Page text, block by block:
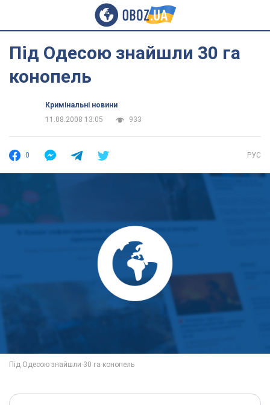
Під Одесою знайшли 30 га
конопель
Кримінальні новини
11.08.2008 13:05
933
0 РУС